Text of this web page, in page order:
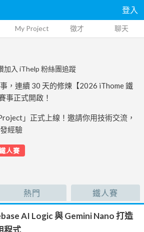
登入
My Project 徵才 聊天
加入 iThelp 粉絲團追蹤
，連續 30 天的修煉【2026 iThome 鐵
事正式開啟！
」正式上線！邀請你用技術交流，
經驗
人賽
熱門 鐵人賽
AI Logic 與 Gemini Nano 打造
程式